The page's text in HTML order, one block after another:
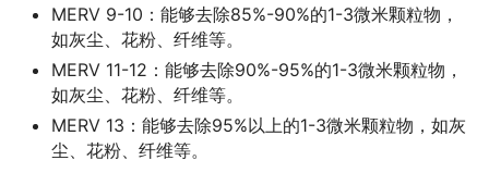
MERV 9-10：能够去除85%-90%的1-3微米颗粒物，
如灰尘、花粉、纤维等。
MERV 11-12：能够去除90%-95%的1-3微米颗粒物，
如灰尘、花粉、纤维等。
MERV 13：能够去除95%以上的1-3微米颗粒物，如灰
尘、花粉、纤维等。